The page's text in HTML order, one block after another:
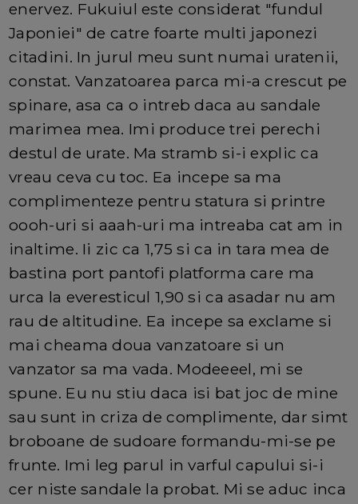
enervez. Fukuiul este considerat "fundul
Japoniei" de catre foarte multi japonezi
citadini. In jurul meu sunt numai uratenii,
constat. Vanzatoarea parca mi-a crescut pe
spinare, asa ca o intreb daca au sandale
marimea mea. Imi produce trei perechi
destul de urate. Ma stramb si-i explic ca
vreau ceva cu toc. Ea incepe sa ma
complimenteze pentru statura si printre
oooh-uri si aaah-uri ma intreaba cat am in
inaltime. Ii zic ca 1,75 si ca in tara mea de
bastina port pantofi platforma care ma
urca la everesticul 1,90 si ca asadar nu am
rau de altitudine. Ea incepe sa exclame si
mai cheama doua vanzatoare si un
vanzator sa ma vada. Modeeeel, mi se
spune. Eu nu stiu daca isi bat joc de mine
sau sunt in criza de complimente, dar simt
broboane de sudoare formandu-mi-se pe
frunte. Imi leg parul in varful capului si-i
cer niste sandale la probat. Mi se aduc inca